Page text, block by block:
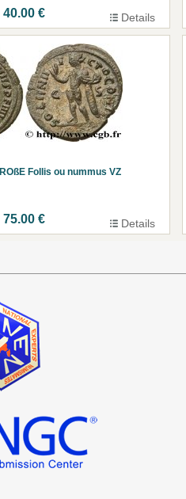
40.00 € Details
Follis ou nummus VZ
75.00 € Details